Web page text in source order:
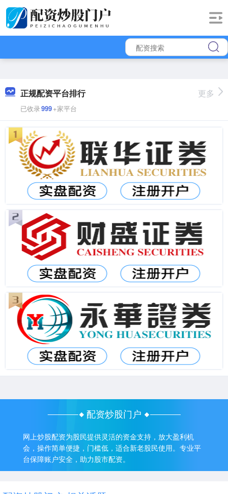
正规配资平台排行
已收录999+家平台
更多
配资炒股门户
网上炒股配资为股民提供灵活的资金支持，放大盈利机
会，操作简单便捷，门槛低，适合新老股民使用。专业平
台保障账户安全，助力股市配资。